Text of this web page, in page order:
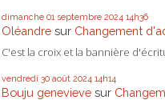
dimanche 01 septembre 2024 14h36
Oléandre sur Changement
C'est la croix et la bannière
vendredi 30 août 2024 14h14
Bouju genevieve sur